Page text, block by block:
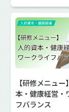
【研修メニュ
本・健康経営・
フバランス